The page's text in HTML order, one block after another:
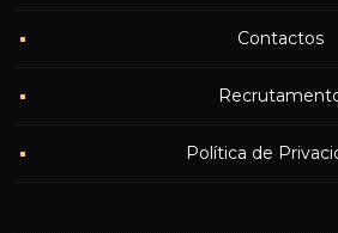
Contactos
Política de